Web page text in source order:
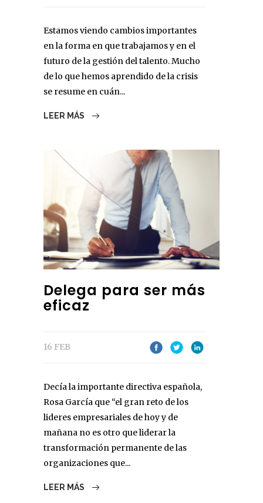
Estamos viendo cambios importantes
en la forma en que trabajamos y en el
futuro de la gestión del talento. Mucho
de lo que hemos aprendido de la crisis
se resume en cuán...
LEER MÁS
Delega para ser más
eficaz
16 FEB
Decía la importante directiva española,
Rosa García que “el gran reto de los
lideres empresariales de hoy y de
mañana no es otro que liderar la
transformación permanente de las
organizaciones que...
LEER MÁS